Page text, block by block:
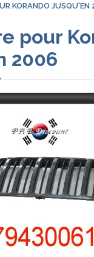
KORANDO JUSQU'EN
pour
2006